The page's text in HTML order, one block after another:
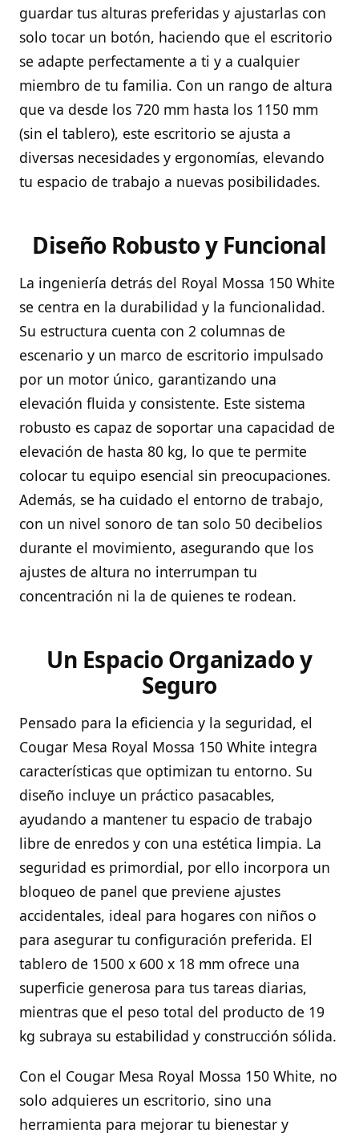
guardar tus alturas preferidas y ajustarlas con
solo tocar un botón, haciendo que el escritorio
se adapte perfectamente a ti y a cualquier
miembro de tu familia. Con un rango de altura
que va desde los 720 mm hasta los 1150 mm
(sin el tablero), este escritorio se ajusta a
diversas necesidades y ergonomías, elevando
tu espacio de trabajo a nuevas posibilidades.
Diseño Robusto y Funcional
La ingeniería detrás del Royal Mossa 150 White
se centra en la durabilidad y la funcionalidad.
Su estructura cuenta con 2 columnas de
escenario y un marco de escritorio impulsado
por un motor único, garantizando una
elevación fluida y consistente. Este sistema
robusto es capaz de soportar una capacidad de
elevación de hasta 80 kg, lo que te permite
colocar tu equipo esencial sin preocupaciones.
Además, se ha cuidado el entorno de trabajo,
con un nivel sonoro de tan solo 50 decibelios
durante el movimiento, asegurando que los
ajustes de altura no interrumpan tu
concentración ni la de quienes te rodean.
Un Espacio Organizado y
Seguro
Pensado para la eficiencia y la seguridad, el
Cougar Mesa Royal Mossa 150 White integra
características que optimizan tu entorno. Su
diseño incluye un práctico pasacables,
ayudando a mantener tu espacio de trabajo
libre de enredos y con una estética limpia. La
seguridad es primordial, por ello incorpora un
bloqueo de panel que previene ajustes
accidentales, ideal para hogares con niños o
para asegurar tu configuración preferida. El
tablero de 1500 x 600 x 18 mm ofrece una
superficie generosa para tus tareas diarias,
mientras que el peso total del producto de 19
kg subraya su estabilidad y construcción sólida.
Con el Cougar Mesa Royal Mossa 150 White, no
solo adquieres un escritorio, sino una
herramienta para mejorar tu bienestar y